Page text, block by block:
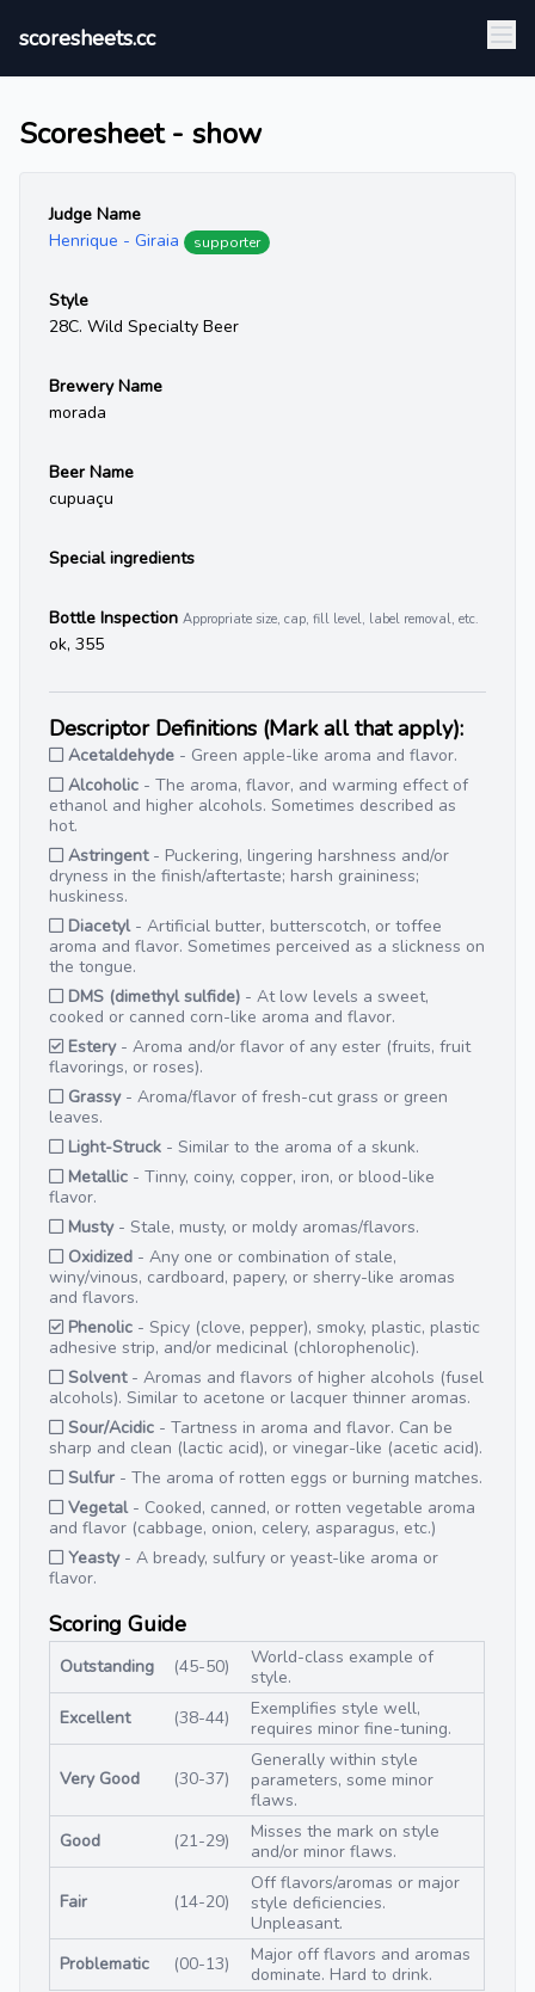
scoresheets.cc
Scoresheet - show
Judge Name
Henrique - Giraia
supporter
Style
28C. Wild Specialty Beer
Brewery Name
morada
Beer Name
cupuaçu
Special ingredients
Bottle Inspection Appropriate size, cap, fill level, label removal, etc.
ok, 355
Descriptor Definitions (Mark all that apply):
Acetaldehyde - Green apple-like aroma and flavor.
Alcoholic - The aroma, flavor, and warming effect of
ethanol and higher alcohols. Sometimes described as
hot.
Astringent- Puckering, lingering harshness and/or
dryness in the finish/aftertaste; harsh graininess;
huskiness.
Diacetyl- Artificial butter, butterscotch, or toffee
aroma and flavor. Sometimes perceived as a slickness on
the tongue.
DMS (dimethyl sulfide) - At low levels a sweet,
cooked or canned corn-like aroma and flavor.
Estery- Aroma and/or flavor of any ester (fruits, fruit
flavorings, or roses).
Grassy- Aroma/flavor of fresh-cut grass or green
leaves.
Light-Struck - Similar to the aroma of a skunk.
Metallic - Tinny, coiny, copper, iron, or blood-like
flavor.
Musty- Stale, musty, or moldy aromas/flavors.
Oxidized - Any one or combination of stale,
winy/vinous, cardboard, papery, or sherry-like aromas
and flavors.
Phenolic - Spicy (clove, pepper), smoky, plastic, plastic
adhesive strip, and/or medicinal (chlorophenolic).
Solvent- Aromas and flavors of higher alcohols (fusel
alcohols). Similar to acetone or lacquer thinner aromas.
Sour/Acidic - Tartness in aroma and flavor. Can be
sharp and clean (lactic acid), or vinegar-like (acetic acid).
Sulfur - The aroma of rotten eggs or burning matches.
Vegetal- Cooked, canned, or rotten vegetable aroma
and flavor (cabbage, onion, celery, asparagus, etc.)
Yeasty- A bready, sulfury or yeast-like aroma or
flavor.
Scoring Guide
Outstanding (45-50)
World-class example of
style.
Excellent
(38-44)
Exemplifies style well,
requires minor fine-tuning.
Very Good (30-37)
Generally within style
parameters, some minor
flaws.
Good
(21-29)
Misses the mark on style
and/or minor flaws.
Fair (14-20)
Off flavors/aromas or major
style deficiencies.
Unpleasant.
Problematic
(00-13)
Major off flavors and aromas
dominate. Hard to drink.